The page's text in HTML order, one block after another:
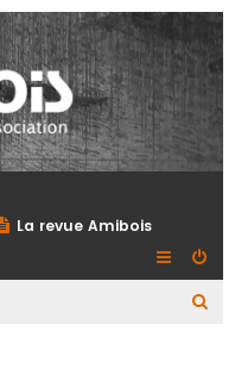
La revue Amibois